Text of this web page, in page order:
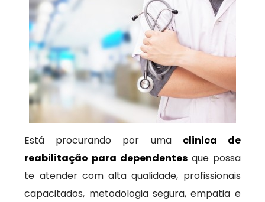
Está procurando por uma clinica de
reabilitação para dependentes que possa
te atender com alta qualidade, profissionais
capacitados, metodologia segura, empatia e